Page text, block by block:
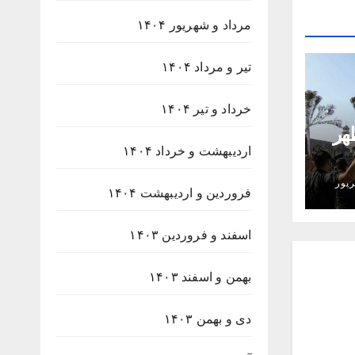
مرداد و شهریور ۱۴۰۴
تیر و مرداد ۱۴۰۴
خرداد و تیر ۱۴۰۴
اردیبهشت و خرداد ۱۴۰۴
فروردین و اردیبهشت ۱۴۰۴
اسفند و فروردین ۱۴۰۳
بهمن و اسفند ۱۴۰۳
دی و بهمن ۱۴۰۳